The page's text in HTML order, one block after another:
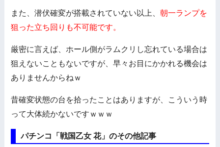
また、潜伏確変が搭載されていない以上、朝一ランプを
狙った立ち回りも不可能です。
厳密に言えば、ホール側がラムクリし忘れている場合は
狙えないこともないですが、早々お目にかかれる機会は
ありませんからねｗ
昔確変状態の台を拾ったことはありますが、こういう時
って大体続かないですｗｗｗ
パチンコ「戦国乙女 花」のその他記事